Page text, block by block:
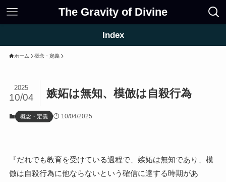
The Gravity of Divine
Index
ホーム 概念・定義
嫉妬は無知、模倣は自殺行為
2025
10/04
概念・定義 10/04/2025
『だれでも教育を受けている過程で、嫉妬は無知であり、模
倣は自殺行為に他ならないという確信に達する時期があ